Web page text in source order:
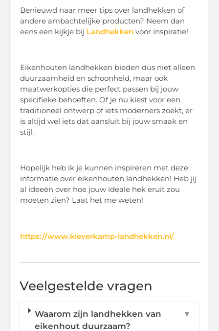
Benieuwd naar meer tips over landhekken of
andere ambachtelijke producten? Neem dan
eens een kijkje bij Landhekken voor inspiratie!
Eikenhouten landhekken bieden dus niet alleen
duurzaamheid en schoonheid, maar ook
maatwerkopties die perfect passen bij jouw
specifieke behoeften. Of je nu kiest voor een
traditioneel ontwerp of iets moderners zoekt, er
is altijd wel iets dat aansluit bij jouw smaak en
stijl.
Hopelijk heb ik je kunnen inspireren met deze
informatie over eikenhouten landhekken! Heb jij
al ideeën over hoe jouw ideale hek eruit zou
moeten zien? Laat het me weten!
https://www.kleverkamp-landhekken.nl/
Veelgestelde vragen
Waarom zijn landhekken van
eikenhout duurzaam?
▼